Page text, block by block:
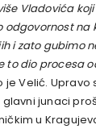
Vladovića
odgovornost na
i zato gubimo
to dio procesa
je Velić. Upravo
glavni junaci
u